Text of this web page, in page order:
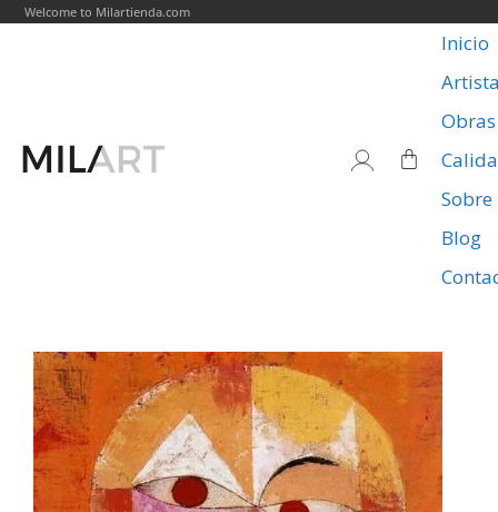
Welcome to Milartienda.com
Inicio
Obras
Blog